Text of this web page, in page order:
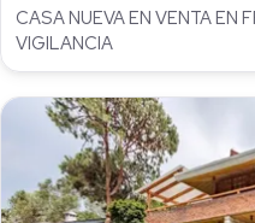
CASA NUEVA EN VENTA EN
VIGILANCIA